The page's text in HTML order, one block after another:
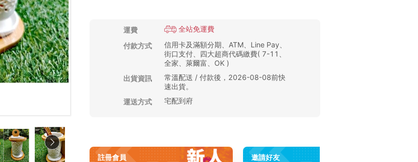
運費
全站免運費
付款方式
信用卡及滿額分期、ATM、Line Pay、
街口支付、四大超商代碼繳費( 7-11、
全家、萊爾富、OK )
出貨資訊
常溫配送 / 付款後，2026-08-08前快
速出貨。
運送方式
宅配到府
註冊會員
邀請好友